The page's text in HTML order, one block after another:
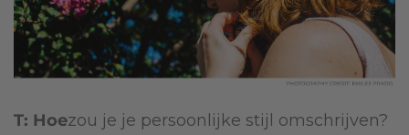
T: Hoezou je je persoonlijke stijl omschrijven?